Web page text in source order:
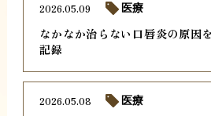
なかなか治らない口唇炎の原因
記録
2026.05.09 医療
2026.05.08 医療